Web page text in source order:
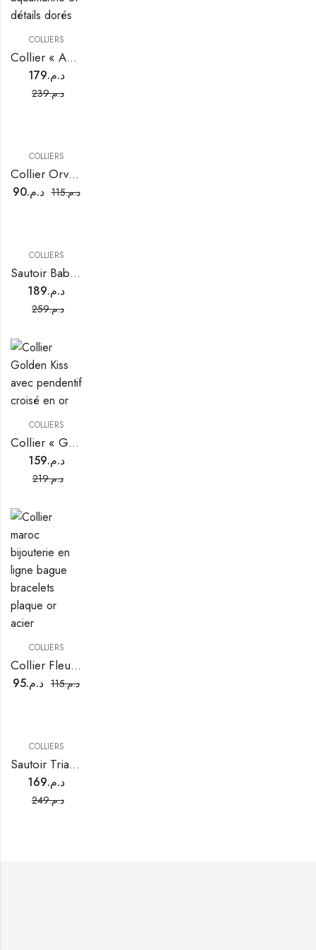
COLLIERS
Collier « Aqua Éclat »
د.م.179
د.م.239
COLLIERS
Collier Orvocat
د.م.90 د.م.115
COLLIERS
Sautoir Bab Mansour Turquoise
د.م.189
د.م.259
COLLIERS
Collier « Golden Kiss »
د.م.159
د.م.219
COLLIERS
Collier Fleur Dorée
د.م.95 د.م.115
COLLIERS
Sautoir Triangle Orné de Pierres
د.م.169
د.م.249